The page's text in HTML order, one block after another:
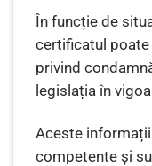
În funcție de
certificatul
privind
legislația în
Aceste
competente și